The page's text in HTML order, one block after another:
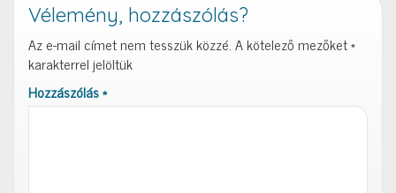
Vélemény, hozzászólás?
Az e-mail címet nem tesszük közzé.A kötelező mezőket*
karakterrel jelöltük
Hozzászólás*